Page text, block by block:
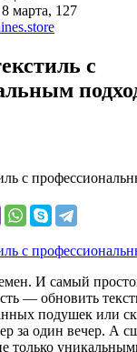
марта, 127
с
с
И самый
— обновить
подушек или
за один вечер. А
только